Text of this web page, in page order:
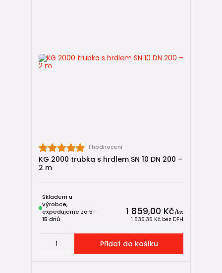
1 hodnocení
KG 2000 trubka s hrdlem SN 10 DN 200 –
2 m
1 859,00 Kč/ks
1 536,36 Kč bez DPH
Skladem u
výrobce,
expedujeme za 5-
15 dnů
Přidat do košíku